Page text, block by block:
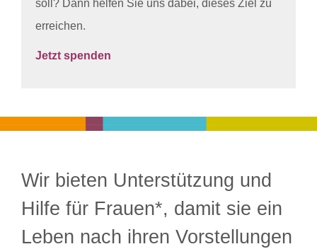
soll? Dann helfen Sie uns dabei, dieses Ziel zu
erreichen.
Jetzt spenden
Wir bieten Unterstützung und
Hilfe für Frauen*, damit sie ein
Leben nach ihren Vorstellungen